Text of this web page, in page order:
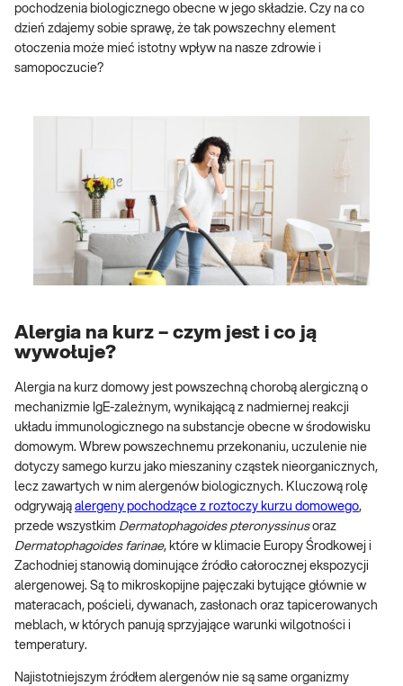
pochodzenia biologicznego obecne w jego składzie. Czy na co
dzień zdajemy sobie sprawę, że tak powszechny element
otoczenia może mieć istotny wpływ na nasze zdrowie i
samopoczucie?
Alergia na kurz – czym jest i co ją
wywołuje?
Alergia na kurz domowy jest powszechną chorobą alergiczną o
mechanizmie IgE-zależnym, wynikającą z nadmiernej reakcji
układu immunologicznego na substancje obecne w środowisku
domowym. Wbrew powszechnemu przekonaniu, uczulenie nie
dotyczy samego kurzu jako mieszaniny cząstek nieorganicznych,
lecz zawartych w nim alergenów biologicznych. Kluczową rolę
odgrywają alergeny pochodzące z roztoczy kurzu domowego,
przede wszystkim Dermatophagoides pteronyssinusoraz
Dermatophagoides farinae, które w klimacie Europy Środkowej i
Zachodniej stanowią dominujące źródło całorocznej ekspozycji
alergenowej. Są to mikroskopijne pajęczaki bytujące głównie w
materacach, pościeli, dywanach, zasłonach oraz tapicerowanych
meblach, w których panują sprzyjające warunki wilgotności i
temperatury.
Najistotniejszym źródłem alergenów nie są same organizmy